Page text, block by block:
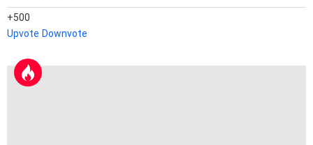
500
Upvote Downvote